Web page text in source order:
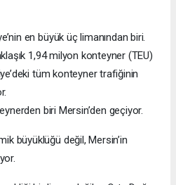
en büyük üç limanından biri.
1,94 milyon konteyner (TEU)
tüm konteyner trafiğinin
biri Mersin’den geçiyor.
büyüklüğü değil, Mersin’in